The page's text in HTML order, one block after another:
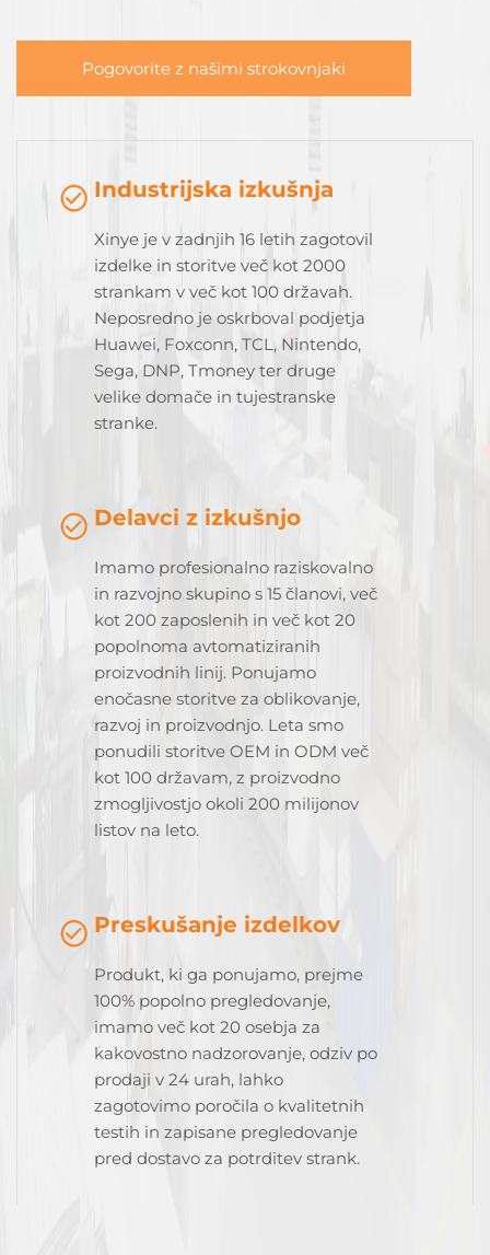
Pogovorite z našimi strokovnjaki
Industrijska izkušnja
Xinye je v zadnjih 16 letih zagotovil
izdelke in storitve več kot 2000
strankam v več kot 100 državah.
Neposredno je oskrboval podjetja
Huawei, Foxconn, TCL, Nintendo,
Sega, DNP, Tmoney ter druge
velike domače in tujestranske
stranke.
Delavci z izkušnjo
Imamo profesionalno raziskovalno
in razvojno skupino s 15 članovi, več
kot 200 zaposlenih in več kot 20
popolnoma avtomatiziranih
proizvodnih linij. Ponujamo
enočasne storitve za oblikovanje,
razvoj in proizvodnjo. Leta smo
ponudili storitve OEM in ODM več
kot 100 državam, z proizvodno
zmogljivostjo okoli 200 milijonov
listov na leto.
Preskušanje izdelkov
Produkt, ki ga ponujamo, prejme
100% popolno pregledovanje,
imamo več kot 20 osebja za
kakovostno nadzorovanje, odziv po
prodaji v 24 urah, lahko
zagotovimo poročila o kvalitetnih
testih in zapisane pregledovanje
pred dostavo za potrditev strank.